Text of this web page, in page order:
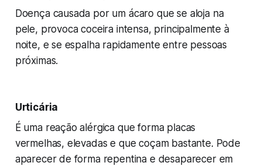
Doença causada por um ácaro que se aloja na
pele, provoca coceira intensa, principalmente à
noite, e se espalha rapidamente entre pessoas
próximas.
Urticária
É uma reação alérgica que forma placas
vermelhas, elevadas e que coçam bastante. Pode
aparecer de forma repentina e desaparecer em